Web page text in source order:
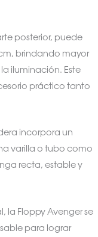
posterior, puede
brindando mayor
iluminación. Este
práctico tanto
incorpora un
varilla o tubo como
recta, estable y
la Floppy Avenger se
para lograr